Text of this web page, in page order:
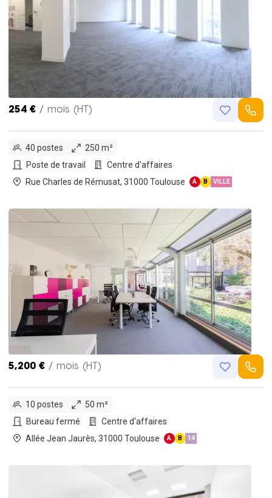
254 € / mois (HT)
40 postes
250 m²
Poste de travail
Centre d'affaires
Rue Charles de Rémusat, 31000 Toulouse
A B VILLE
5,200 € / mois (HT)
10 postes
50 m²
Bureau fermé
Centre d'affaires
Allée Jean Jaurès, 31000 Toulouse
A B 14